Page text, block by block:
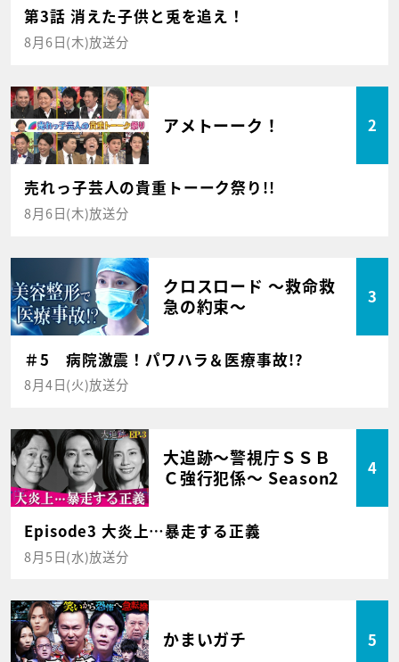
第3話 消えた子供と兎を追え！
8月6日(木)放送分
アメトーーク！ 2
売れっ子芸人の貴重トーーク祭り!!
8月6日(木)放送分
クロスロード ～救命救
急の約束～
3
＃5 病院激震！パワハラ＆医療事故!?
8月4日(火)放送分
大追跡～警視庁ＳＳＢ
Ｃ強行犯係～ Season2
4
Episode3 大炎上…暴走する正義
8月5日(水)放送分
かまいガチ 5